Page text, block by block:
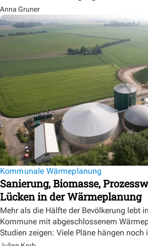
Anna Gruner
Kommunale Wärmeplanung
Sanierung, Biomasse,
Lücken in der Wärmeplanung
Mehr als die Hälfte der Bevölkerung lebt
Kommune mit abgeschlossenem
Studien zeigen: Viele Pläne hängen noch